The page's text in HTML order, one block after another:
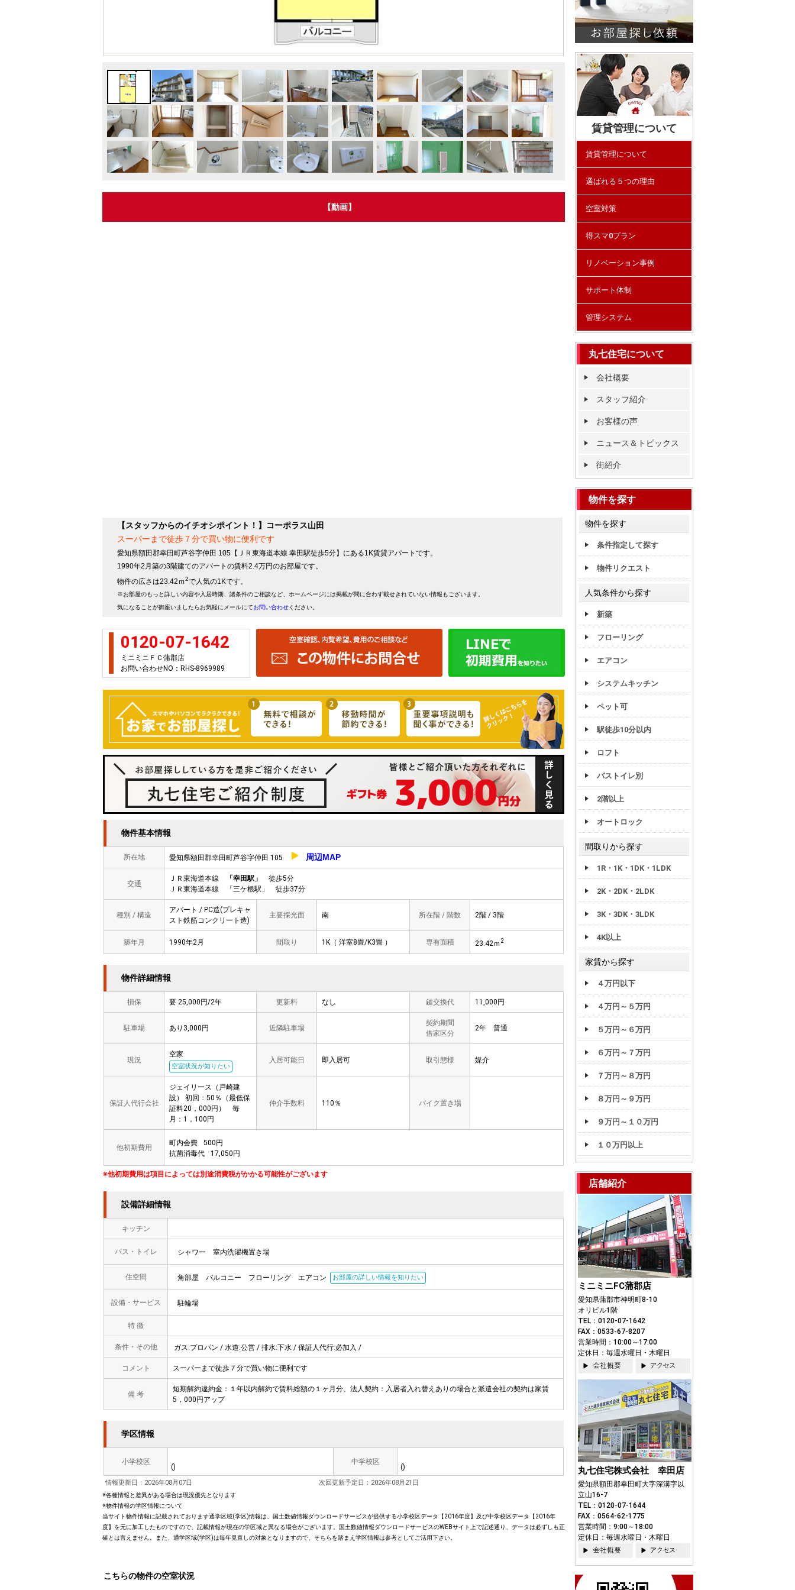
【スタッフからのイチオシポイント！】コーポラス山田
スーパーまで徒歩７分で買い物に便利です
愛知県額田郡幸田町芦谷字仲田 105【ＪＲ東海道本線 幸田駅徒歩5分】にある1K賃貸アパートです。
1990年2月築の3階建てのアパートの賃料2.4万円のお部屋です。
物件の広さは23.42ｍ2で人気の1Kです。
※お部屋のもっと詳しい内容や入居時期、諸条件のご相談など、ホームページには掲載が間に合わず載せきれていない情報もございます。
気になることが御座いましたらお気軽にメールにてお問い合わせください。
0120-07-1642
ミニミニＦＣ蒲郡店
お問い合わせNO：RHS-8969989
物件基本情報
所在地 愛知県額田郡幸田町芦谷字仲田 105 周辺MAP
交通
ＪＲ東海道本線 「幸田駅」
徒歩5分
ＪＲ東海道本線 「三ケ根駅」 徒歩37分
種別 / 構造
アパート / PC造(プレキャ
スト鉄筋コンクリート造)
主要採光面 南 所在階 / 階数 2階 / 3階
築年月 1990年2月 間取り 1K（ 洋室8畳/K3畳 ） 専有面積 23.42ｍ2
物件詳細情報
損保 要 25,000円/2年 更新料 なし 鍵交換代 11,000円
駐車場 あり3,000円 近隣駐車場
契約期間
借家区分
2年 普通
現況
空家
空室状況が知りたい
入居可能日 即入居可 取引態様 媒介
保証人代行会社
ジェイリース（戸崎建
設） 初回：50％（最低保
証料20，000円） 毎
月：1，100円
仲介手数料 110％ バイク置き場
他初期費用
町内会費
500円
抗菌消毒代
17,050円
※他初期費用は項目によっては別途消費税がかかる可能性がございます
設備詳細情報
キッチン
バス・トイレ シャワー 室内洗濯機置き場
住空間 角部屋 バルコニー フローリング エアコン お部屋の詳しい情報を知りたい
設備・サービス 駐輪場
特 徴
条件・その他 ガス:プロパン / 水道:公営 / 排水:下水 / 保証人代行:必加入 /
コメント スーパーまで徒歩７分で買い物に便利です
備 考
短期解約違約金：１年以内解約で賃料総額の１ヶ月分、法人契約：入居者入れ替えありの場合と派遣会社の契約は家賃
5，000円アップ
学区情報
小学校区
()
中学校区
()
情報更新日：2026年08月07日 次回更新予定日：2026年08月21日
※各種情報と差異がある場合は現況優先となります
※物件情報の学区情報について
当サイト物件情報に記載されております通学区域(学区)情報は、国土数値情報ダウンロードサービスが提供する小学校区データ【2016年度】及び中学校区データ【2016年
度】を元に加工したものですので、記載情報が現在の学区域と異なる場合がございます。国土数値情報ダウンロードサービスのWEBサイト上で記述通り、データは必ずしも正
確とは言えません。また、通学区域(学区)は毎年見直しの対象となりますので、そちらを踏まえ学区情報は参考としてご活用下さい。
こちらの物件の空室状況
賃貸管理について
賃貸管理について
選ばれる５つの理由
空室対策
得スマ0プラン
リノベーション事例
サポート体制
管理システム
丸七住宅について
会社概要
スタッフ紹介
お客様の声
ニュース＆トピックス
街紹介
物件を探す
物件を探す
条件指定して探す
物件リクエスト
人気条件から探す
新築
フローリング
エアコン
システムキッチン
ペット可
駅徒歩10分以内
ロフト
バストイレ別
2階以上
オートロック
間取りから探す
1R・1K・1DK・1LDK
2K・2DK・2LDK
3K・3DK・3LDK
4K以上
家賃から探す
４万円以下
４万円～５万円
５万円～６万円
６万円～７万円
７万円～８万円
８万円～９万円
９万円～１０万円
１０万円以上
店舗紹介
ミニミニFC蒲郡店
愛知県蒲郡市神明町8-10
オリビル1階
TEL：0120-07-1642
FAX：0533-67-8207
営業時間：10:00～17:00
定休日：毎週水曜日・木曜日
丸七住宅株式会社 幸田店
愛知県額田郡幸田町大字深溝字以
立山16-7
TEL：0120-07-1644
FAX：0564-62-1775
営業時間：9:00～18:00
定休日：毎週水曜日・木曜日